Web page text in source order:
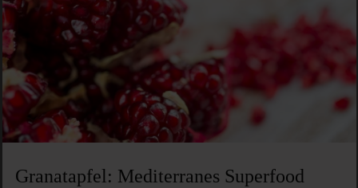
Granatapfel: Mediterranes Superfood